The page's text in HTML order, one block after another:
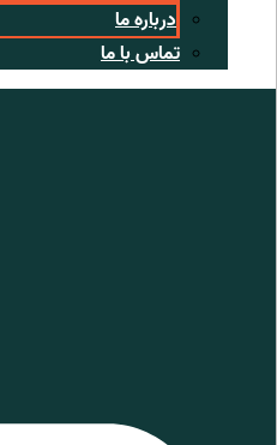
درباره ما
تماس با ما